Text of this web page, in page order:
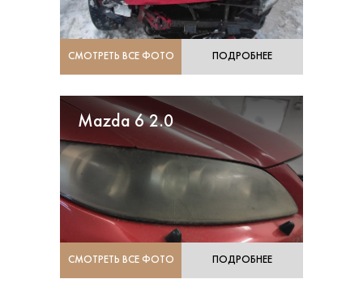
СМОТРЕТЬ ВСЕ ФОТО ПОДРОБНЕЕ
Mazda 6 2.0
СМОТРЕТЬ ВСЕ ФОТО ПОДРОБНЕЕ